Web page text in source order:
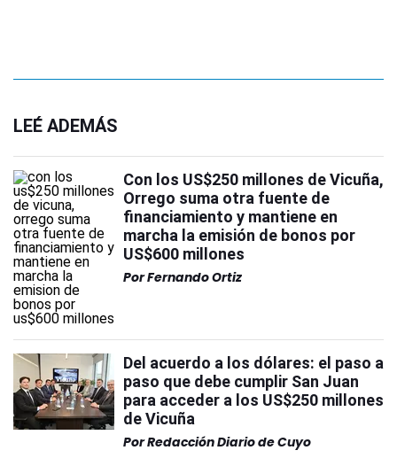
LEÉ ADEMÁS
Con los US$250 millones de Vicuña,
Orrego suma otra fuente de
financiamiento y mantiene en
marcha la emisión de bonos por
US$600 millones
PorFernando Ortiz
Del acuerdo a los dólares: el paso a
paso que debe cumplir San Juan
para acceder a los US$250 millones
de Vicuña
PorRedacción Diario de Cuyo